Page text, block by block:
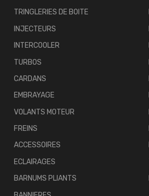
TRINGLERIES DE BOITE
INJECTEURS
INTERCOOLER
TURBOS
CARDANS
EMBRAYAGE
VOLANTS MOTEUR
FREINS
ACCESSOIRES
ECLAIRAGES
BARNUMS PLIANTS